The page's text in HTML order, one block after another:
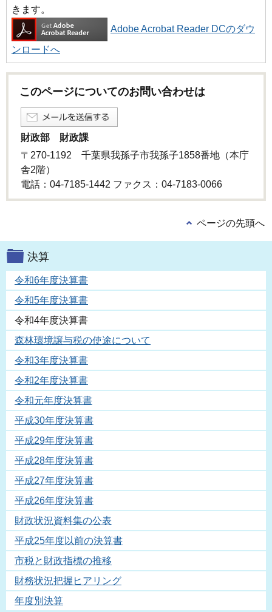
きます。
Adobe Acrobat Reader DCのダウ
ンロードへ
このページについてのお問い合わせは
財政部 財政課
〒270-1192 千葉県我孫子市我孫子1858番地（本庁
舎2階）
電話：04-7185-1442 ファクス：04-7183-0066
ページの先頭へ
決算
令和6年度決算書
令和5年度決算書
令和4年度決算書
森林環境譲与税の使途について
令和3年度決算書
令和2年度決算書
令和元年度決算書
平成30年度決算書
平成29年度決算書
平成28年度決算書
平成27年度決算書
平成26年度決算書
財政状況資料集の公表
平成25年度以前の決算書
市税と財政指標の推移
財務状況把握ヒアリング
年度別決算